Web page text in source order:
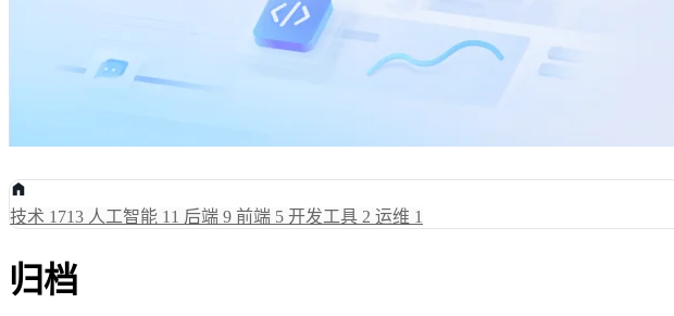
技术 1713 人工智能 11 后端 9 前端 5 开发工具 2 运维 1
归档